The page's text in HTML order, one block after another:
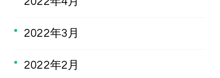
2022年3月
2022年2月